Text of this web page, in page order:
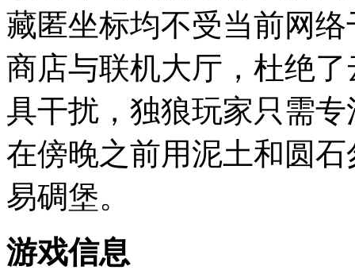
藏匿坐标均不受当前网
商店与联机大厅，杜绝
具干扰，独狼玩家只需
在傍晚之前用泥土和圆
易碉堡。
游戏信息